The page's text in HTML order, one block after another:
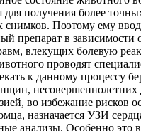
для получения более
снимков. Поэтому ему
препарат в зависимости
влекущих болевую
проводят
к данному процессу
несовершеннолетних
во избежание рисков
назначается УЗИ
анализы. Особенно это